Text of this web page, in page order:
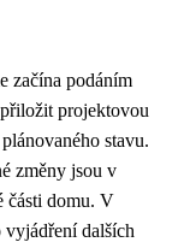
začína podáním
projektovou
stavu.
změny jsou v
části domu. V
vyjádření dalších